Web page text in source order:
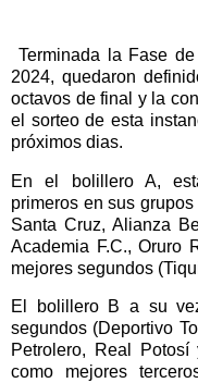
Terminada la Fase
2024, quedaron
octavos de final y la
el sorteo de esta
próximos dias.
En el bolillero A,
primeros en sus
Santa Cruz, Alianza
Academia F.C., Oruro
mejores segundos
El bolillero B a su
segundos (Deportivo
Petrolero, Real
como mejores